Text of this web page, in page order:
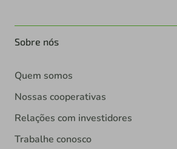
Sobre nós
Quem somos
Nossas cooperativas
Relações com investidores
Trabalhe conosco